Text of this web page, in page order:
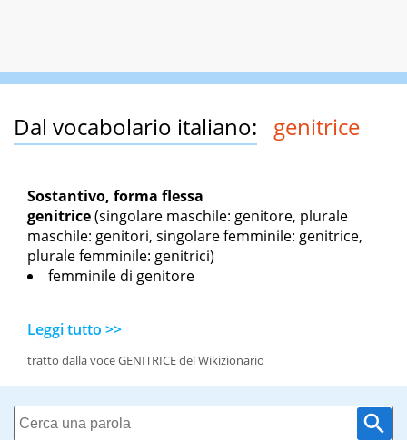
Dal vocabolario italiano: genitrice
Sostantivo, forma flessa
genitrice(singolare maschile: genitore, plurale
maschile: genitori, singolare femminile: genitrice,
plurale femminile: genitrici)
femminile di genitore
Leggi tutto >>
tratto dalla voce GENITRICE del Wikizionario